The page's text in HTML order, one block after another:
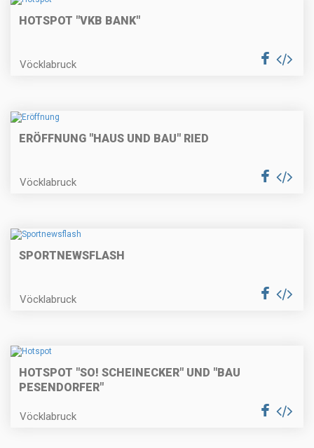
HOTSPOT "VKB BANK"
Vöcklabruck
ERÖFFNUNG "HAUS UND BAU" RIED
Vöcklabruck
SPORTNEWSFLASH
Vöcklabruck
HOTSPOT "SO! SCHEINECKER" UND "BAU
PESENDORFER"
Vöcklabruck